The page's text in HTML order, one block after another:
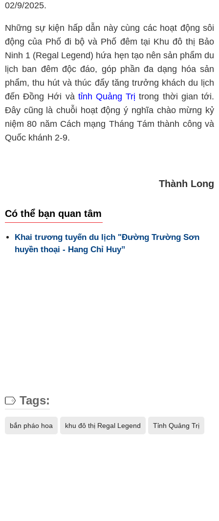
02/9/2025.
Những sự kiện hấp dẫn này cùng các hoạt động sôi
động của Phố đi bộ và Phố đêm tại Khu đô thị Bảo
Ninh 1 (Regal Legend) hứa hẹn tạo nên sản phẩm du
lịch ban đêm độc đáo, góp phần đa dạng hóa sản
phẩm, thu hút và thúc đẩy tăng trưởng khách du lịch
đến Đồng Hới và tỉnh Quảng Trị trong thời gian tới.
Đây cũng là chuỗi hoạt động ý nghĩa chào mừng kỷ
niệm 80 năm Cách mạng Tháng Tám thành công và
Quốc khánh 2-9.
Thành Long
Có thể bạn quan tâm
Khai trương tuyến du lịch "Đường Trường Sơn
huyền thoại - Hang Chỉ Huy”
Tags:
bắn pháo hoa khu đô thị Regal Legend Tỉnh Quảng Trị